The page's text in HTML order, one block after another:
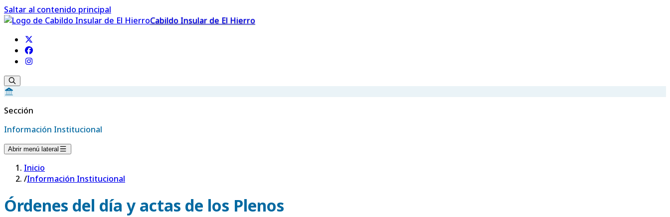
Saltar al contenido principal
Cabildo Insular de El Hierro
Sección
Información Institucional
Abrir menú lateral
Inicio
/Información Institucional
Órdenes del día y actas de los Plenos